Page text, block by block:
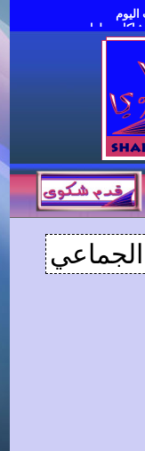
اليوم
وحلول